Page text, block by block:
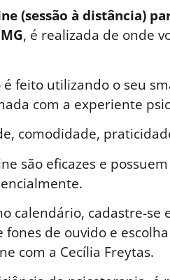
(sessão à distância)
, é realizada de onde
feito utilizando o seu
com a experiente
comodidade,
são eficazes e
calendário, cadastre-
fones de ouvido e
com a Cecília Freytas.